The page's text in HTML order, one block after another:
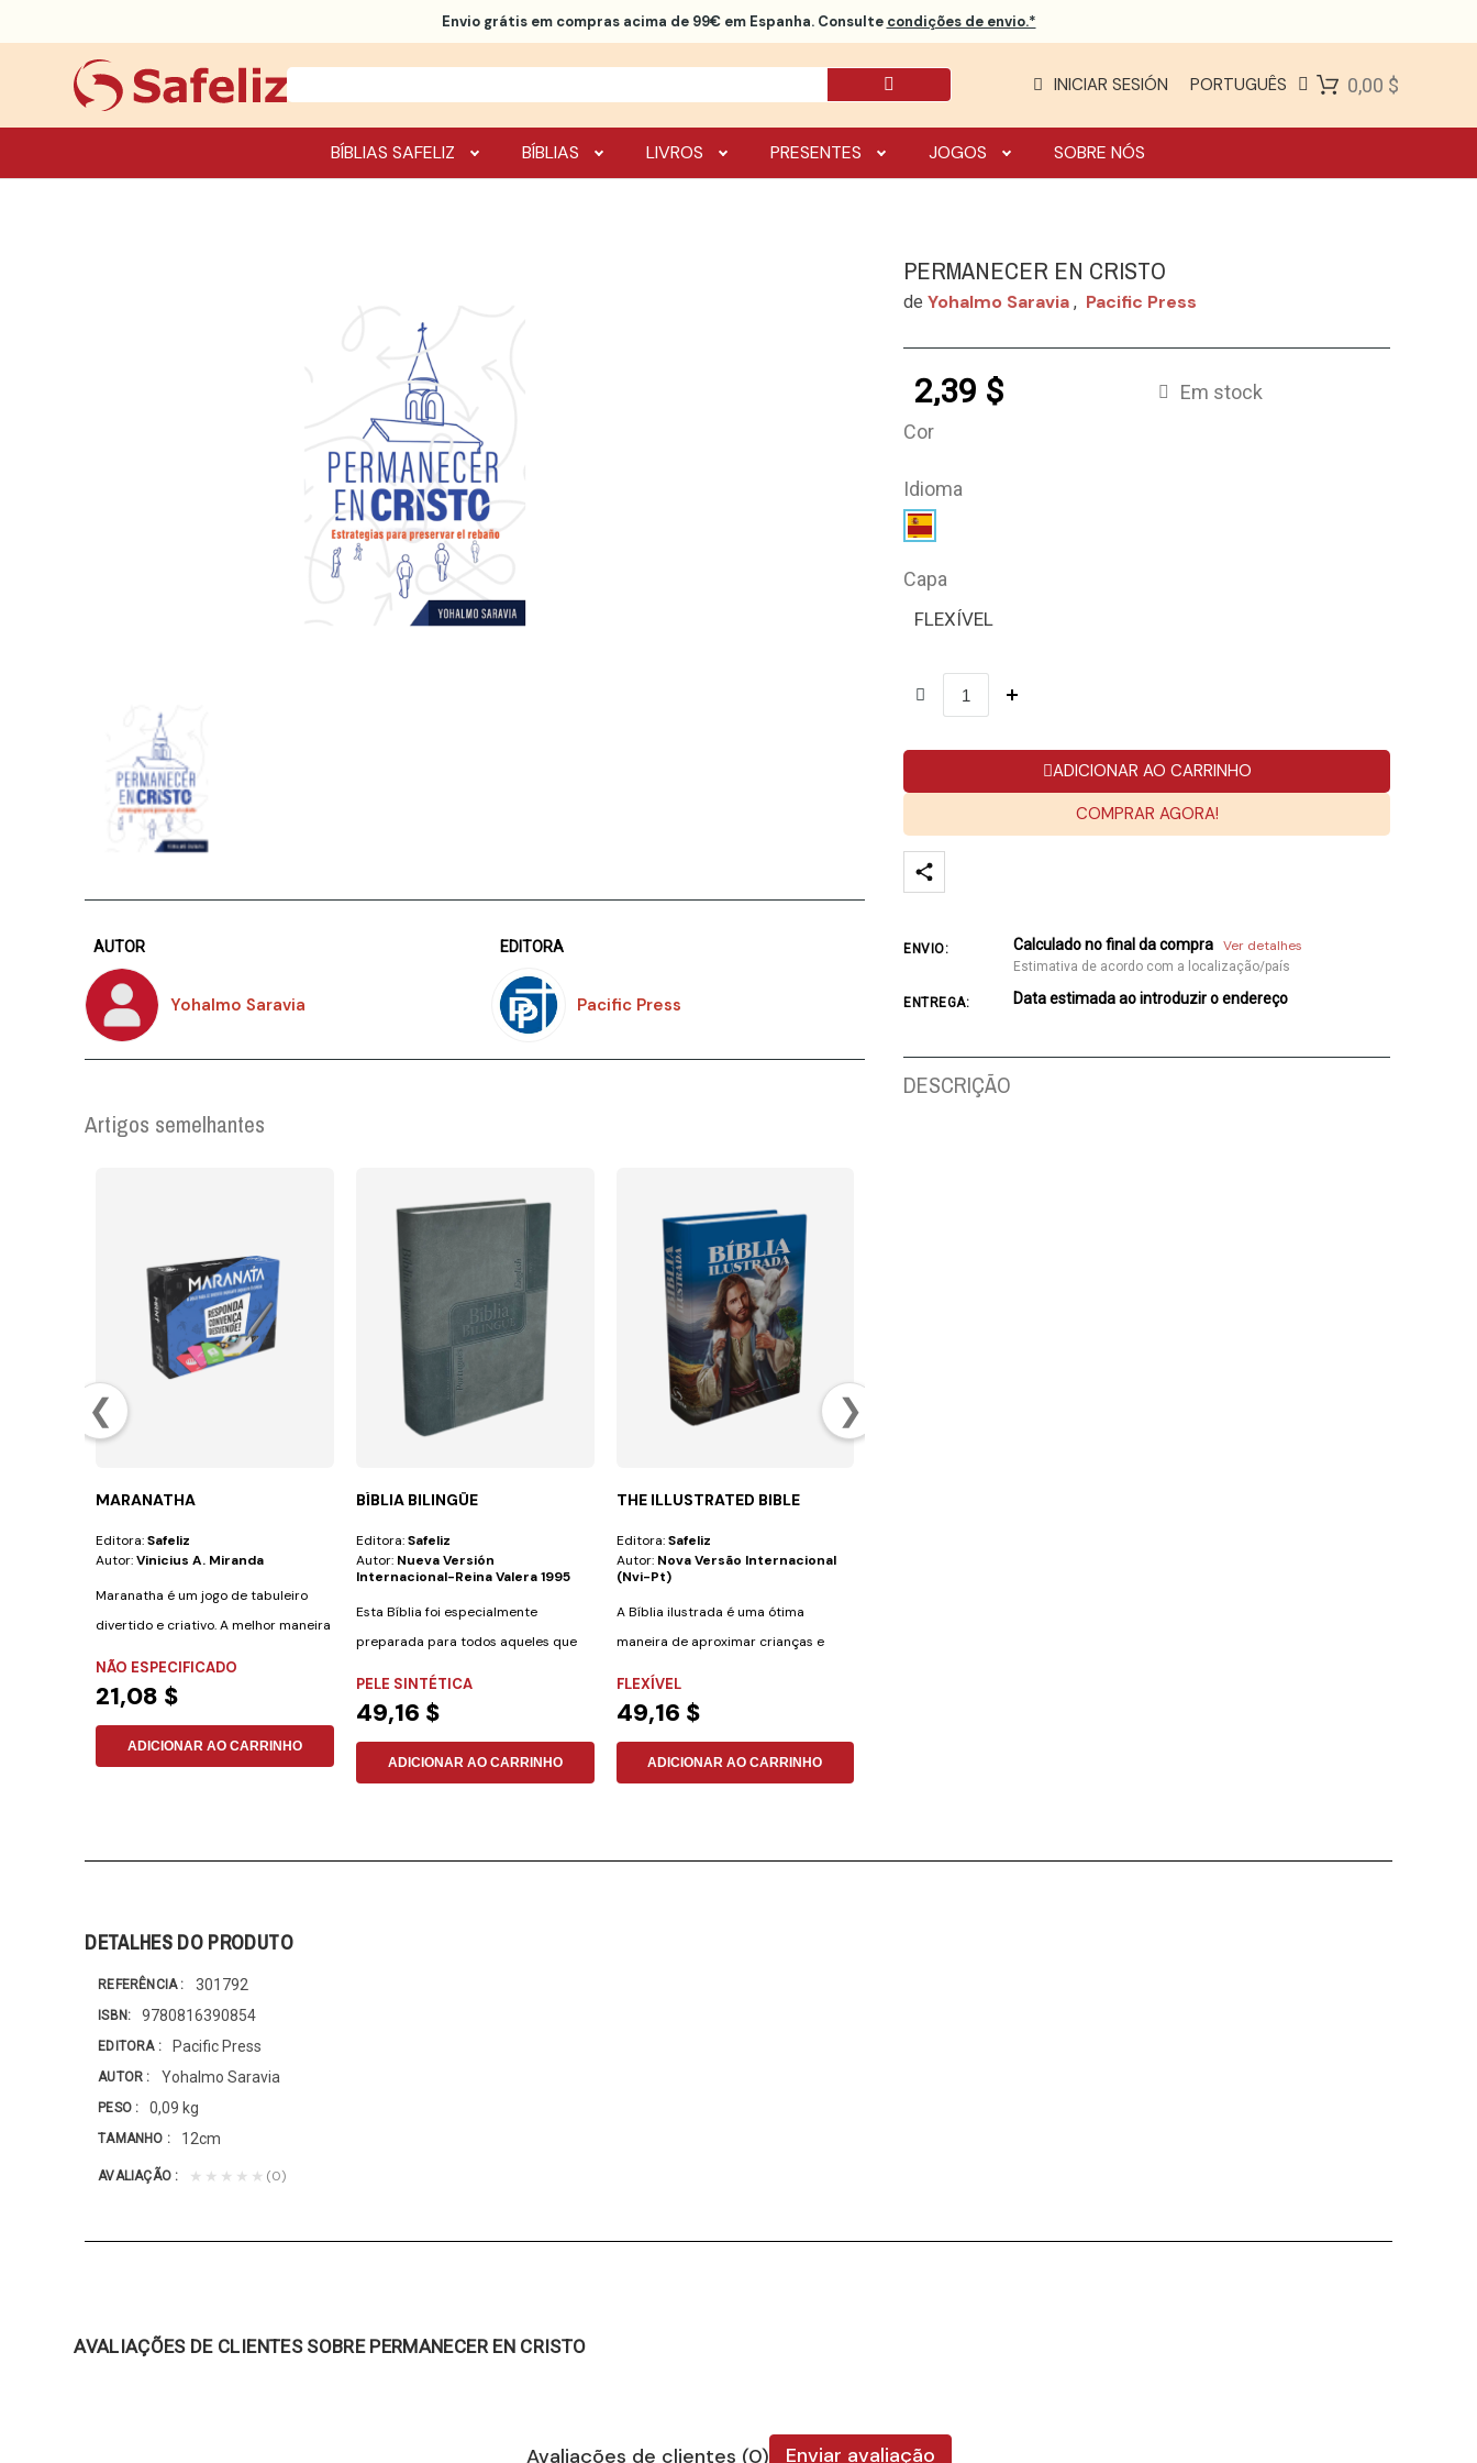
Envio grátisem compras acima de 99€ em Espanha. Consulte condições de envio.*
INICIAR SESIÓN PORTUGUÊS 0,00 $
BÍBLIAS SAFELIZ BÍBLIAS LIVROS PRESENTES JOGOS SOBRE NÓS
AUTOR
Yohalmo Saravia
EDITORA
Pacific Press
Artigos semelhantes
❮ ❯
MARANATHA
Editora:Safeliz
Autor:Vinicius A. Miranda
Maranatha é um jogo de tabuleiro
divertido e criativo. A melhor maneira
NÃO ESPECIFICADO
21,08 $
ADICIONAR AO CARRINHO
BÍBLIA BILINGÜE
Editora:Safeliz
Autor: Nueva Versión
Internacional-Reina Valera 1995
Esta Bíblia foi especialmente
preparada para todos aqueles que
desejam aprender...
PELE SINTÉTICA
49,16 $
ADICIONAR AO CARRINHO
THE ILLUSTRATED BIBLE
Editora:Safeliz
Autor: Nova Versão Internacional
(nvi-Pt)
A Bíblia ilustrada é uma ótima
maneira de aproximar crianças e
adultos de um...
FLEXÍVEL
49,16 $
ADICIONAR AO CARRINHO
PERMANECER EN CRISTO
deYohalmo Saravia , Pacific Press
2,39 $
Em stock
Cor
Idioma
Capa
FLEXÍVEL
ADICIONAR AO CARRINHO
COMPRAR AGORA!
ENVIO: Calculado no final da compra Ver detalhes
Estimativa de acordo com a localização/país
ENTREGA: Data estimada ao introduzir o endereço
DESCRIÇÃO
DETALHES DO PRODUTO
REFERÊNCIA 301792
ISBN 9780816390854
EDITORA Pacific Press
AUTOR Yohalmo Saravia
PESO 0,09 kg
TAMANHO 12cm
AVALIAÇÃO ★★★★★ (0)
AVALIAÇÕES DE CLIENTES SOBRE PERMANECER EN CRISTO
Avaliações de clientes (0) Enviar avaliação